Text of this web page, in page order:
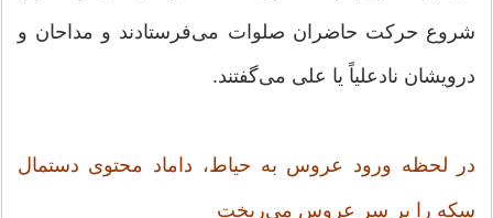
شروع حرکت حاضران صلوات مى‌فرستادند و مداحان و
درویشان نادعلیاً یا على مى‌گفتند.
در لحظه ورود عروس به حیاط، داماد محتوى دستمال
سکه را بر سر عروس مى‌ریخت